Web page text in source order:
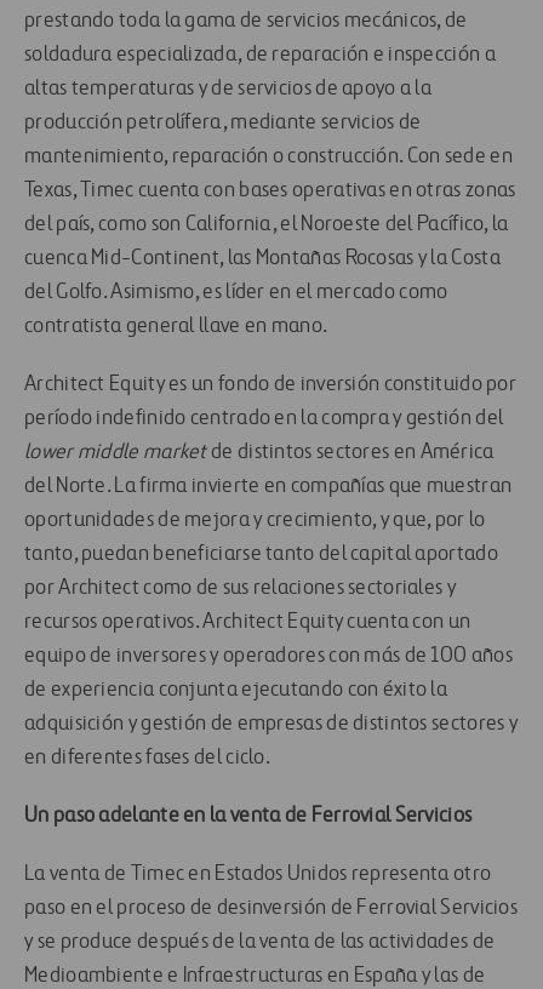
prestando toda la gama de servicios mecánicos, de
soldadura especializada, de reparación e inspección a
altas temperaturas y de servicios de apoyo a la
producción petrolífera, mediante servicios de
mantenimiento, reparación o construcción. Con sede en
Texas, Timec cuenta con bases operativas en otras zonas
del país, como son California, el Noroeste del Pacífico, la
cuenca Mid-Continent, las Montañas Rocosas y la Costa
del Golfo. Asimismo, es líder en el mercado como
contratista general llave en mano.
Architect Equity es un fondo de inversión constituido por
período indefinido centrado en la compra y gestión del
lower middle marketde distintos sectores en América
del Norte. La firma invierte en compañías que muestran
oportunidades de mejora y crecimiento, y que, por lo
tanto, puedan beneficiarse tanto del capital aportado
por Architect como de sus relaciones sectoriales y
recursos operativos. Architect Equity cuenta con un
equipo de inversores y operadores con más de 100 años
de experiencia conjunta ejecutando con éxito la
adquisición y gestión de empresas de distintos sectores y
en diferentes fases del ciclo.
Un paso adelante en la venta de Ferrovial Servicios
La venta de Timec en Estados Unidos representa otro
paso en el proceso de desinversión de Ferrovial Servicios
y se produce después de la venta de las actividades de
Medioambiente e Infraestructuras en España y las de